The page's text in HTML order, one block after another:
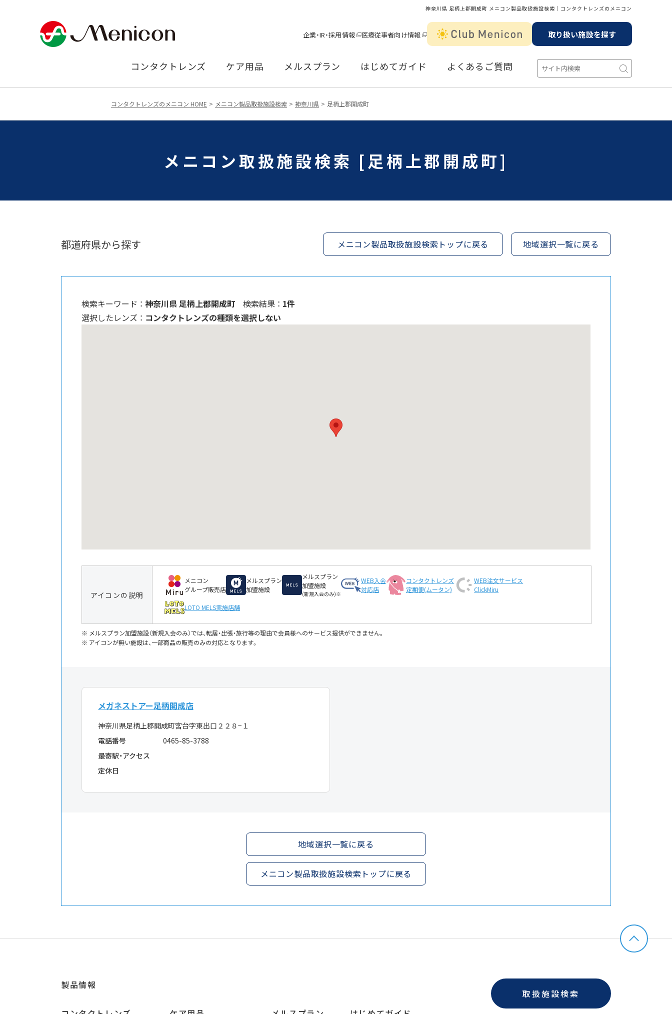
神奈川県 足柄上郡開成町 メニコン製品取扱施設検索│コンタクトレンズのメニコン
企業・IR・採用情報 医療従事者向け情報 取り扱い施設を探す
コンタクトレンズ ケア用品 メルスプラン はじめてガイド よくあるご質問
コンタクトレンズのメニコン HOME メニコン製品取扱施設検索 神奈川県 足柄上郡開成町
メニコン取扱施設検索 [足柄上郡開成町]
都道府県から探す メニコン製品取扱施設検索トップに戻る 地域選択一覧に戻る
検索キーワード ： 神奈川県 足柄上郡開成町 検索結果 ： 1件
選択したレンズ ： コンタクトレンズの種類を選択しない
アイコンの説明
メニコン
グループ販売店
メルスプラン
加盟施設
メルスプラン
加盟施設
(新規入会のみ)※
WEB入会
対応店
コンタクトレンズ
定期便(ムータン)
WEB注文サービス
ClickMiru
LOTO MELS実施店舗
メルスプラン加盟施設（新規入会のみ）では、転居・出張・旅行等の理由で会員様へのサービス提供ができません。
アイコンが無い施設は、一部商品の販売のみの対応となります。
メガネストアー足柄開成店
神奈川県足柄上郡開成町宮台字東出口２２８−１
電話番号
0465-85-3788
最寄駅・アクセス
定休日
地域選択一覧に戻る
メニコン製品取扱施設検索トップに戻る
製品情報
取扱施設検索